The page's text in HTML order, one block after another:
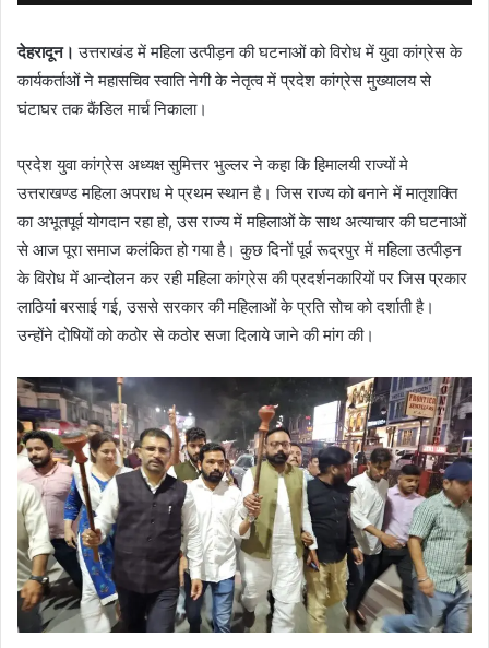
देहरादून। उत्तराखंड में महिला उत्पीड़न की घटनाओं को विरोध में युवा कांग्रेस के
कार्यकर्ताओं ने महासचिव स्वाति नेगी के नेतृत्व में प्रदेश कांग्रेस मुख्यालय से
घंटाघर तक कैंडिल मार्च निकाला।
प्रदेश युवा कांग्रेस अध्यक्ष सुमित्तर भुल्लर ने कहा कि हिमालयी राज्यों मे
उत्तराखण्ड महिला अपराध मे प्रथम स्थान है। जिस राज्य को बनाने में मातृशक्ति
का अभूतपूर्व योगदान रहा हो, उस राज्य में महिलाओं के साथ अत्याचार की घटनाओं
से आज पूरा समाज कलंकित हो गया है। कुछ दिनों पूर्व रूद्रपुर में महिला उत्पीड़न
के विरोध में आन्दोलन कर रही महिला कांग्रेस की प्रदर्शनकारियों पर जिस प्रकार
लाठियां बरसाई गई, उससे सरकार की महिलाओं के प्रति सोच को दर्शाती है।
उन्होंने दोषियों को कठोर से कठोर सजा दिलाये जाने की मांग की।